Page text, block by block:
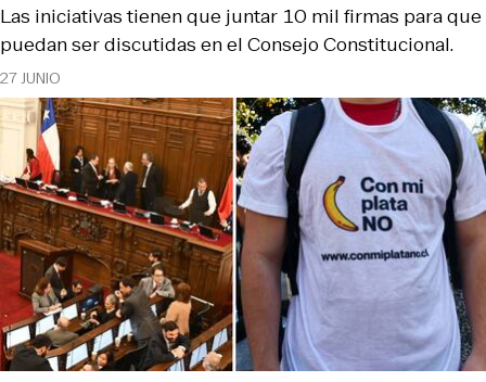
27 JUNIO
Las iniciativas tienen que juntar 10 mil firmas para que
puedan ser discutidas en el Consejo Constitucional.